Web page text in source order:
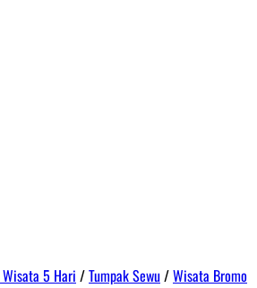
5 Hari /Tumpak Sewu/Wisata Bromo